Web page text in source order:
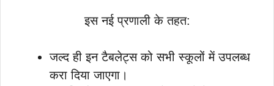
इस नई प्रणाली के तहत:
जल्द ही इन टैबलेट्स को सभी स्कूलों में उपलब्ध
करा दिया जाएगा।